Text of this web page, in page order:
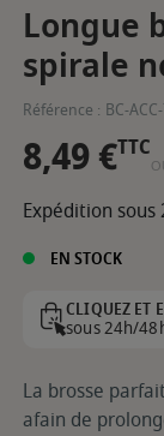
Longue
spirale
Référence : BC-
8,49 €TTC
Expédition sous
EN STOCK
CLIQUEZ ET
sous 24h/
La brosse
afain de